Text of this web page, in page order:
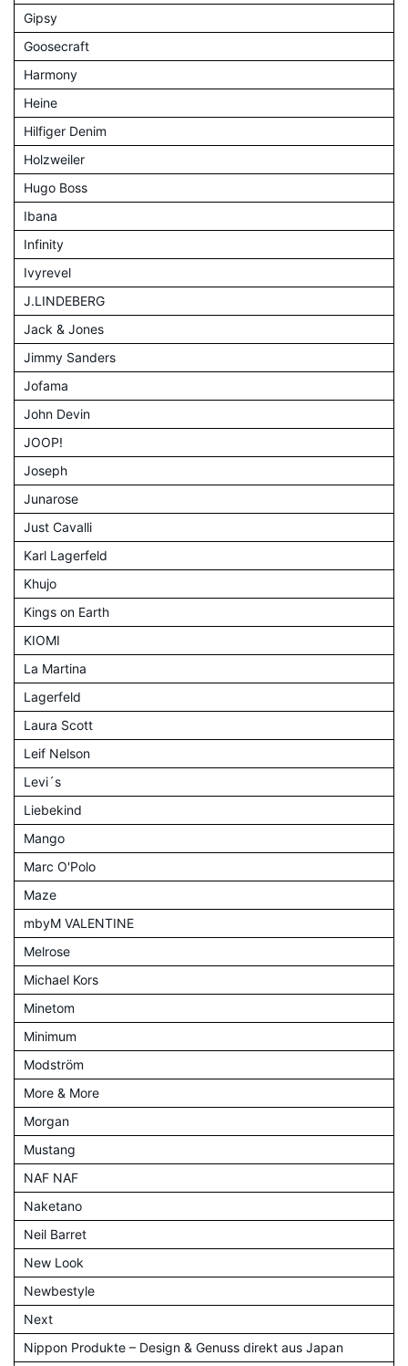
Gipsy
Goosecraft
Harmony
Heine
Hilfiger Denim
Holzweiler
Hugo Boss
Ibana
Infinity
Ivyrevel
J.LINDEBERG
Jack & Jones
Jimmy Sanders
Jofama
John Devin
JOOP!
Joseph
Junarose
Just Cavalli
Karl Lagerfeld
Khujo
Kings on Earth
KIOMI
La Martina
Lagerfeld
Laura Scott
Leif Nelson
Levi´s
Liebekind
Mango
Marc O'Polo
Maze
mbyM VALENTINE
Melrose
Michael Kors
Minetom
Minimum
Modström
More & More
Morgan
Mustang
NAF NAF
Naketano
Neil Barret
New Look
Newbestyle
Next
Nippon Produkte – Design & Genuss direkt aus Japan